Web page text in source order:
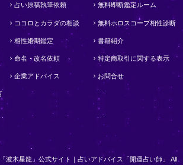
占い原稿執筆依頼
ココロとカラダの相談
相性婚期鑑定
命名・改名依頼
企業アドバイス
無料即断鑑定ルーム
無料ホロスコープ相性診断
書籍紹介
特定商取引に関する表示
お問合せ
波木星龍」公式サイト｜占いアドバイス「開運占い師」 All